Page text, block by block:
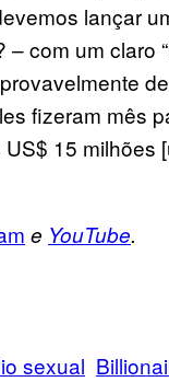
lançar
com um claro
fizeram mês
15 milhões
e YouTube.
sexual